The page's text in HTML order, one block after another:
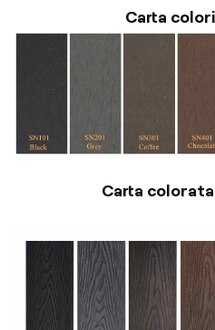
Carta
Carta